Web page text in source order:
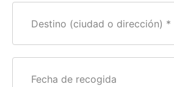
Destino (ciudad o dirección)
Fecha de recogida